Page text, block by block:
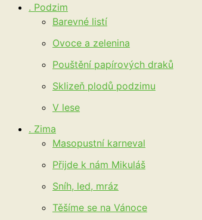
. Podzim
Barevné listí
Ovoce a zelenina
Pouštění papírových draků
Sklizeň plodů podzimu
V lese
. Zima
Masopustní karneval
Přijde k nám Mikuláš
Sníh, led, mráz
Těšíme se na Vánoce